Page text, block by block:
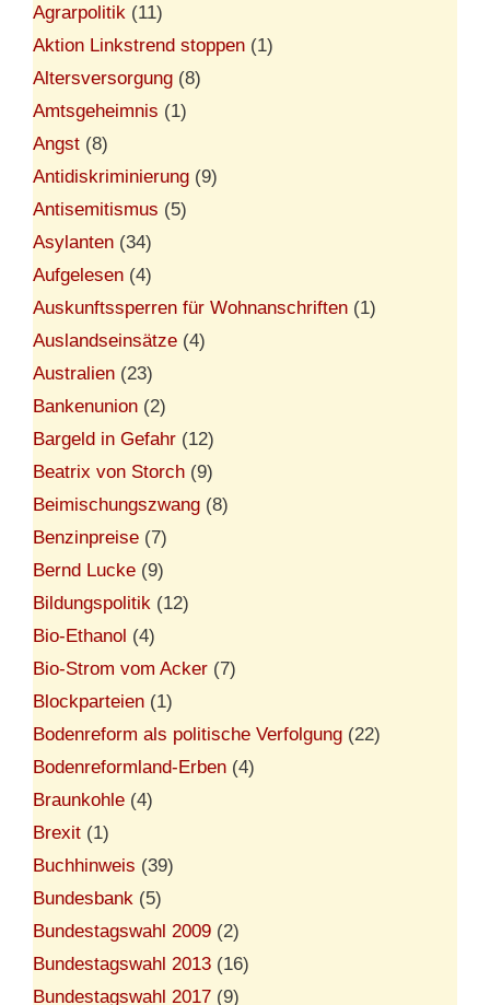
Agrarpolitik (11)
Aktion Linkstrend stoppen (1)
Altersversorgung (8)
Amtsgeheimnis (1)
Angst (8)
Antidiskriminierung (9)
Antisemitismus (5)
Asylanten (34)
Aufgelesen (4)
Auskunftssperren für Wohnanschriften (1)
Auslandseinsätze (4)
Australien (23)
Bankenunion (2)
Bargeld in Gefahr (12)
Beatrix von Storch (9)
Beimischungszwang (8)
Benzinpreise (7)
Bernd Lucke (9)
Bildungspolitik (12)
Bio-Ethanol (4)
Bio-Strom vom Acker (7)
Blockparteien (1)
Bodenreform als politische Verfolgung (22)
Bodenreformland-Erben (4)
Braunkohle (4)
Brexit (1)
Buchhinweis (39)
Bundesbank (5)
Bundestagswahl 2009 (2)
Bundestagswahl 2013 (16)
Bundestagswahl 2017 (9)